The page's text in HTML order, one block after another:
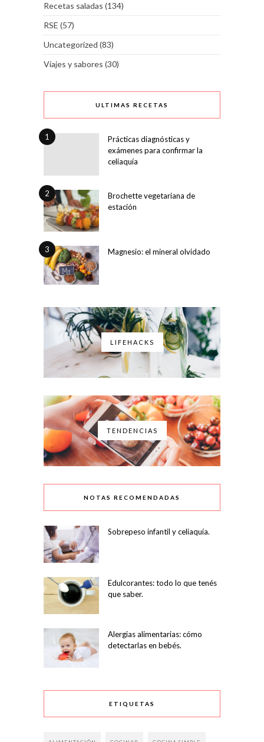
Recetas saladas (134)
RSE (57)
Uncategorized (83)
Viajes y sabores (30)
ULTIMAS RECETAS
1
Prácticas diagnósticas y
exámenes para confirmar la
celiaquía
2
Brochette vegetariana de
estación
3 Magnesio: el mineral olvidado
LIFEHACKS
TENDENCIAS
NOTAS RECOMENDADAS
Sobrepeso infantil y celiaquía.
Edulcorantes: todo lo que tenés
que saber.
Alergias alimentarias: cómo
detectarlas en bebés.
ETIQUETAS